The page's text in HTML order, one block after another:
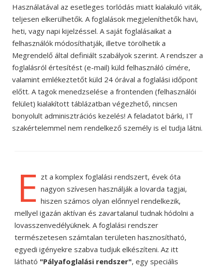
Használatával az esetleges torlódás miatt kialakuló viták,
teljesen elkerülhetők. A foglalások megjeleníthetők havi,
heti, vagy napi kijelzéssel. A saját foglalásaikat a
felhasználók módosíthatják, illetve törölhetik a
Megrendelő által definiált szabályok szerint. A rendszer a
foglalásról értesítést (e-mail) küld felhasználó címére,
valamint emlékeztetőt küld 24 órával a foglalási időpont
előtt. A tagok menedzselése a frontenden (felhasználói
felület) kialakított táblázatban végezhető, nincsen
bonyolult adminisztrációs kezelés! A feladatot bárki, IT
szakértelemmel nem rendelkező személy is el tudja látni.
E zt a komplex foglalási rendszert, évek óta
nagyon szívesen használják a lovarda tagjai,
hiszen számos olyan előnnyel rendelkezik,
mellyel igazán aktívan és zavartalanul tudnak hódolni a
lovasszenvedélyüknek. A foglalási rendszer
természetesen számtalan területen hasznosítható,
egyedi igényekre szabva tudjuk elkészíteni. Az itt
látható "Pályafoglalási rendszer", egy speciális